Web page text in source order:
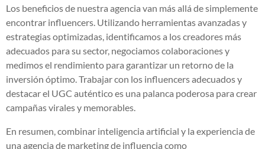
Los beneficios de nuestra agencia van más allá de simplemente
encontrar influencers. Utilizando herramientas avanzadas y
estrategias optimizadas, identificamos a los creadores más
adecuados para su sector, negociamos colaboraciones y
medimos el rendimiento para garantizar un retorno de la
inversión óptimo. Trabajar con los influencers adecuados y
destacar el UGC auténtico es una palanca poderosa para crear
campañas virales y memorables.
En resumen, combinar inteligencia artificial y la experiencia de
una agencia de marketing de influencia como